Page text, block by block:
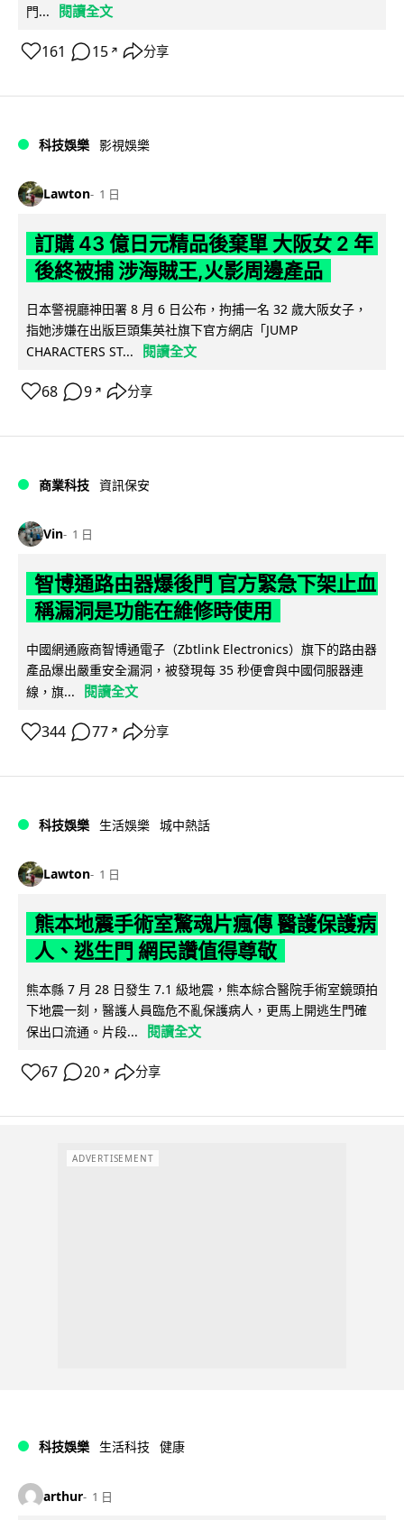
門...
閱讀全文
161 15 ↗ 分享
科技娛樂 影視娛樂
Lawton 1 日
訂購 43 億日元精品後棄單 大阪女 2 年
後終被捕 涉海賊王,火影周邊產品
日本警視廳神田署 8 月 6 日公布，拘捕一名 32 歲大阪女子，
指她涉嫌在出版巨頭集英社旗下官方網店「JUMP
CHARACTERS ST...
閱讀全文
68 9 ↗ 分享
商業科技 資訊保安
Vin 1 日
智博通路由器爆後門 官方緊急下架止血
稱漏洞是功能在維修時使用
中國網通廠商智博通電子（Zbtlink Electronics）旗下的路由器
產品爆出嚴重安全漏洞，被發現每 35 秒便會與中國伺服器連
線，旗...
閱讀全文
344 77 ↗ 分享
科技娛樂 生活娛樂 城中熱話
Lawton 1 日
熊本地震手術室驚魂片瘋傳 醫護保護病
人、逃生門 網民讚值得尊敬
熊本縣 7 月 28 日發生 7.1 級地震，熊本綜合醫院手術室鏡頭拍
下地震一刻，醫護人員臨危不亂保護病人，更馬上開逃生門確
保出口流通。片段...
閱讀全文
67 20 ↗ 分享
ADVERTISEMENT
科技娛樂 生活科技 健康
arthur 1 日